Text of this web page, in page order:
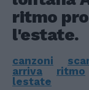
ritmo
l'estate.
canzoni
arriva
ritmo
lestate